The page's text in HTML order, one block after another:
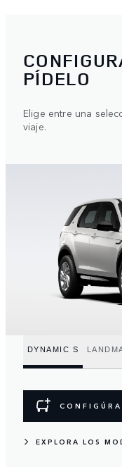
PÍDELO
Elige entre una
viaje.
DYNAMIC S
EXPLORA LOS